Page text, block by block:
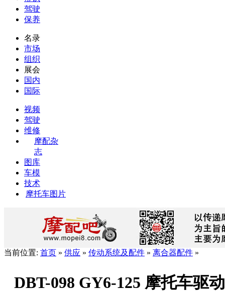
驾驶
保养
名录
市场
组织
展会
国内
国际
视频
驾驶
维修
摩配杂
志
图库
车模
技术
摩托车图片
当前位置: 首页 » 供应 » 传动系统及配件 » 离合器配件 »
DBT-098 GY6-125 摩托车驱